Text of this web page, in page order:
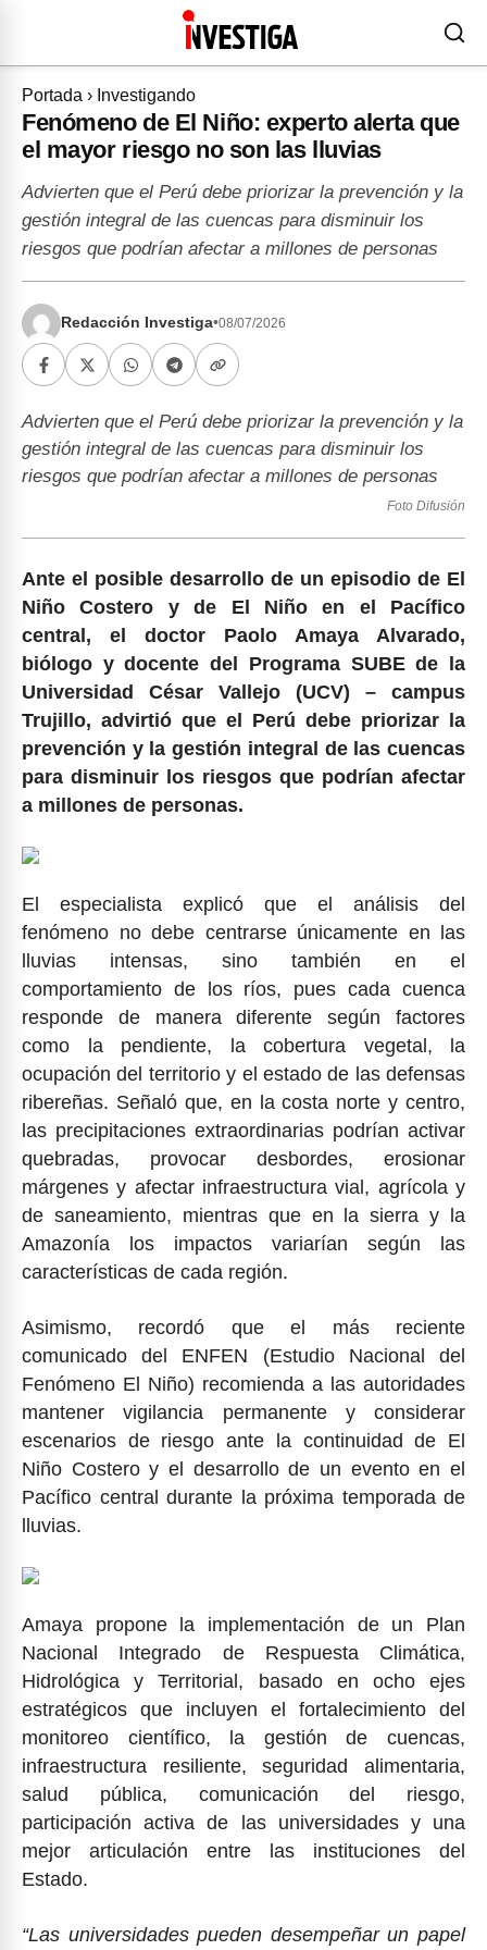
Portada › Investigando
Fenómeno de El Niño: experto alerta que
el mayor riesgo no son las lluvias
Advierten que el Perú debe priorizar la prevención y la
gestión integral de las cuencas para disminuir los
riesgos que podrían afectar a millones de personas
Redacción Investiga•08/07/2026
Advierten que el Perú debe priorizar la prevención y la
gestión integral de las cuencas para disminuir los
riesgos que podrían afectar a millones de personas
Foto Difusión
Ante el posible desarrollo de un episodio de El
Niño Costero y de El Niño en el Pacífico
central, el doctor Paolo Amaya Alvarado,
biólogo y docente del Programa SUBE de la
Universidad César Vallejo (UCV) – campus
Trujillo, advirtió que el Perú debe priorizar la
prevención y la gestión integral de las cuencas
para disminuir los riesgos que podrían afectar
a millones de personas.
El especialista explicó que el análisis del
fenómeno no debe centrarse únicamente en las
lluvias intensas, sino también en el
comportamiento de los ríos, pues cada cuenca
responde de manera diferente según factores
como la pendiente, la cobertura vegetal, la
ocupación del territorio y el estado de las defensas
ribereñas. Señaló que, en la costa norte y centro,
las precipitaciones extraordinarias podrían activar
quebradas, provocar desbordes, erosionar
márgenes y afectar infraestructura vial, agrícola y
de saneamiento, mientras que en la sierra y la
Amazonía los impactos variarían según las
características de cada región.
Asimismo, recordó que el más reciente
comunicado del ENFEN (Estudio Nacional del
Fenómeno El Niño) recomienda a las autoridades
mantener vigilancia permanente y considerar
escenarios de riesgo ante la continuidad de El
Niño Costero y el desarrollo de un evento en el
Pacífico central durante la próxima temporada de
lluvias.
Amaya propone la implementación de un Plan
Nacional Integrado de Respuesta Climática,
Hidrológica y Territorial, basado en ocho ejes
estratégicos que incluyen el fortalecimiento del
monitoreo científico, la gestión de cuencas,
infraestructura resiliente, seguridad alimentaria,
salud pública, comunicación del riesgo,
participación activa de las universidades y una
mejor articulación entre las instituciones del
Estado.
“Las universidades pueden desempeñar un papel